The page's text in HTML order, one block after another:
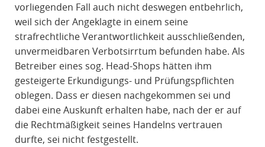
vorliegenden Fall auch nicht deswegen entbehrlich,
weil sich der Angeklagte in einem seine
strafrechtliche Verantwortlichkeit ausschließenden,
unvermeidbaren Verbotsirrtum befunden habe. Als
Betreiber eines sog. Head-Shops hätten ihm
gesteigerte Erkundigungs- und Prüfungspflichten
oblegen. Dass er diesen nachgekommen sei und
dabei eine Auskunft erhalten habe, nach der er auf
die Rechtmäßigkeit seines Handelns vertrauen
durfte, sei nicht festgestellt.